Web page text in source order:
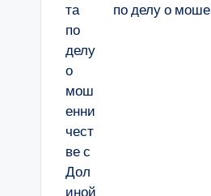
по делу о